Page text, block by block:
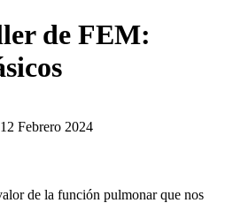
de FEM:
Febrero 2024
de la función pulmonar que nos